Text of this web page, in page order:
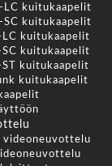
LC kuitukaapelit
SC kuitukaapelit
LC kuitukaapelit
SC kuitukaapelit
ST kuitukaapelit
kuitukaapelit
videoneuvottelu